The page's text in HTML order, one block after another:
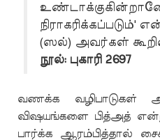
நிராகரிக்கப்படும்'
(ஸல்) அவர்கள்
நூல்: புகாரி 2697
வணக்க
விஷயங்களை பித்அத்
பார்க்க ஆரம்பித்தால்